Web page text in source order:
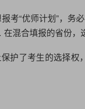
考“优师计划”，务
混合填报的省份，
护了考生的选择权